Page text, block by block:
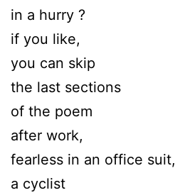
in a hurry ?
if you like,
you can skip
the last sections
of the poem
after work,
fearless in an office suit,
a cyclist